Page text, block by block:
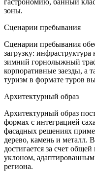
гастрономию, банный
зоны.
Сценарии пребывания
Сценарии пребывания
загрузку:
зимний горнолыжный
корпоративные заезды, а
туризм в формате туров
Архитектурный образ
Архитектурный образ
формах с интеграцией
фасадных решениях
дерево, камень и металл.
достигается за счет
уклоном,
региона.